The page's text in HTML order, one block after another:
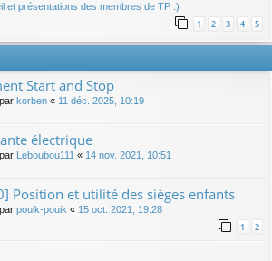
et présentations des membres de TP :)
1 2 3 4 5
Start and Stop
korben « 11 déc. 2025, 10:19
électrique
Leboubou111 « 14 nov. 2021, 10:51
Position et utilité des sièges enfants
pouik-pouik « 15 oct. 2021, 19:28
1 2